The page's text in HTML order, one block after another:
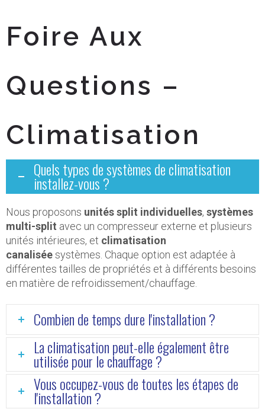
Foire Aux
Questions –
Climatisation
Quels types de systèmes de climatisation
installez-vous ?
Nous proposons unités split individuelles, systèmes
multi-split avec un compresseur externe et plusieurs
unités intérieures, et climatisation
canaliséesystèmes. Chaque option est adaptée à
différentes tailles de propriétés et à différents besoins
en matière de refroidissement/chauffage.
Combien de temps dure l'installation ?
La climatisation peut-elle également être
utilisée pour le chauffage ?
Vous occupez-vous de toutes les étapes de
l'installation ?